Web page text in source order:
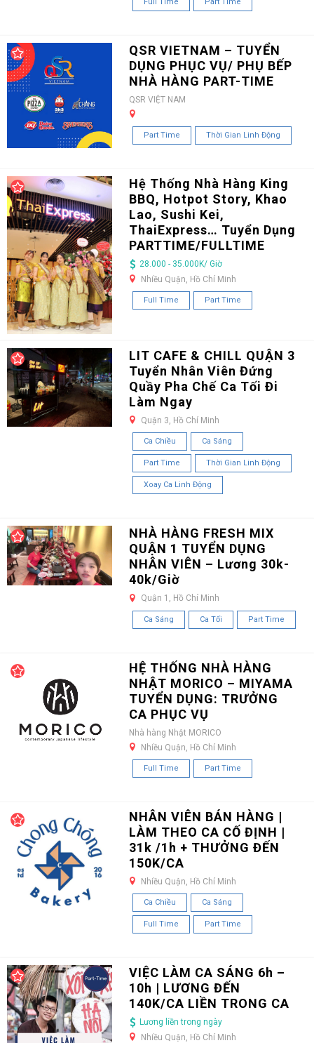
QSR VIETNAM – TUYỂN
DỤNG PHỤC VỤ/ PHỤ BẾP
NHÀ HÀNG PART-TIME
QSR VIỆT NAM
Part Time Thời Gian Linh Động
Hệ Thống Nhà Hàng King
BBQ, Hotpot Story, Khao
Lao, Sushi Kei,
ThaiExpress… Tuyển Dụng
PARTTIME/FULLTIME
28.000 - 35.000K/ Giờ
Nhiều Quận, Hồ Chí Minh
Full Time Part Time
LIT CAFE & CHILL QUẬN 3
Tuyển Nhân Viên Đứng
Quầy Pha Chế Ca Tối Đi
Làm Ngay
Quận 3, Hồ Chí Minh
Ca Chiều Ca Sáng
Part Time Thời Gian Linh Động
Xoay Ca Linh Động
NHÀ HÀNG FRESH MIX
QUẬN 1 TUYỂN DỤNG
NHÂN VIÊN – Lương 30k-
40k/Giờ
Quận 1, Hồ Chí Minh
Ca Sáng Ca Tối Part Time
HỆ THỐNG NHÀ HÀNG
NHẬT MORICO – MIYAMA
TUYỂN DỤNG: TRƯỞNG
CA PHỤC VỤ
Nhà hàng Nhật MORICO
Nhiều Quận, Hồ Chí Minh
Full Time Part Time
NHÂN VIÊN BÁN HÀNG |
LÀM THEO CA CỐ ĐỊNH |
31k /1h + THƯỞNG ĐẾN
150K/CA
Nhiều Quận, Hồ Chí Minh
Ca Chiều Ca Sáng
Full Time Part Time
VIỆC LÀM CA SÁNG 6h –
10h | LƯƠNG ĐẾN
140K/CA LIỀN TRONG CA
Lương liền trong ngày
Nhiều Quận, Hồ Chí Minh